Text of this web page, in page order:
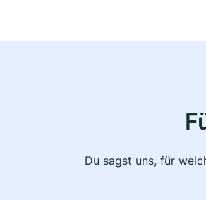
Du sagst uns, für